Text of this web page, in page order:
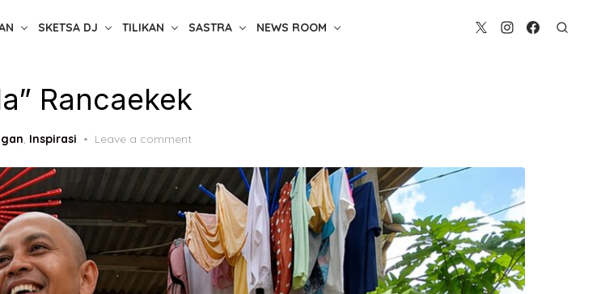
SKETSA DJ TILIKAN SASTRA NEWS ROOM
Rancaekek
, Inspirasi Leave a comment